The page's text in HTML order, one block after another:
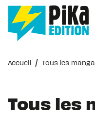
MENU
PIED DE PAGE
Accueil / Tous les
Tous les